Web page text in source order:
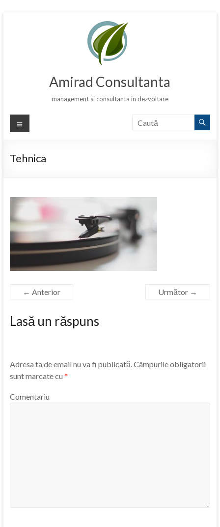
Amirad Consultanta
management si consultanta in dezvoltare
Meniu
Tehnica
← Anterior Următor →
Lasă un răspuns
Adresa ta de email nu va fi publicată.Câmpurile obligatorii
sunt marcate cu *
Comentariu